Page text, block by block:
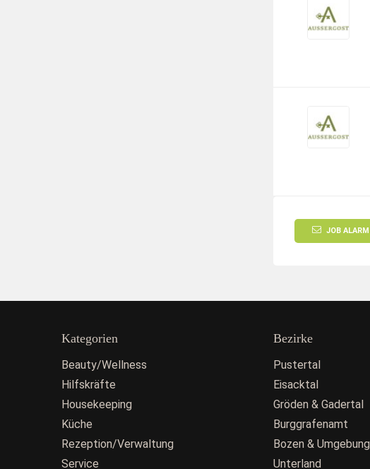
JOB ALARM
Kategorien
Beauty/Wellness
Hilfskräfte
Housekeeping
Küche
Rezeption/Verwaltung
Service
Bezirke
Pustertal
Eisacktal
Gröden & Gadertal
Burggrafenamt
Bozen & Umgebung
Unterland